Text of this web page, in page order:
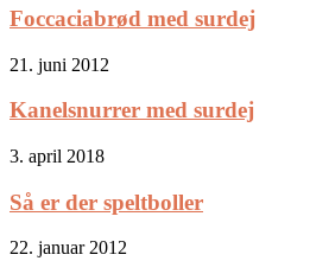
Foccaciabrød med surdej
21. juni 2012
Kanelsnurrer med surdej
3. april 2018
Så er der speltboller
22. januar 2012